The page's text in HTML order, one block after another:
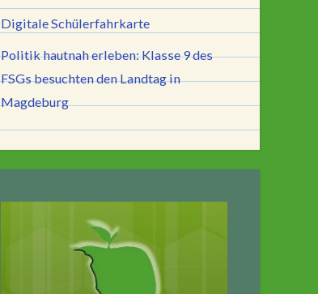
Digitale Schülerfahrkarte
Politik hautnah erleben: Klasse 9 des
FSGs besuchten den Landtag in
Magdeburg